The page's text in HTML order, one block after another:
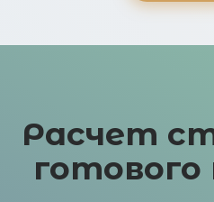
Расчет